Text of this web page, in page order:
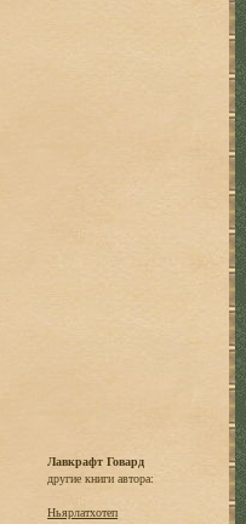
Лавкрафт Говард
другие книги автора:
Ньярлатхотеп